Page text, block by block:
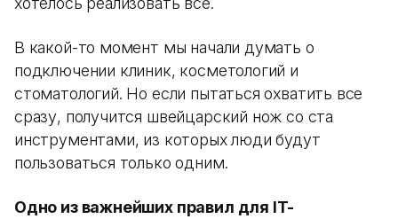
В какой-то момент мы начали думать о
подключении клиник, косметологий и
стоматологий. Но если пытаться охватить все
сразу, получится швейцарский нож со ста
инструментами, из которых люди будут
пользоваться только одним.
Одно из важнейших правил для IT-